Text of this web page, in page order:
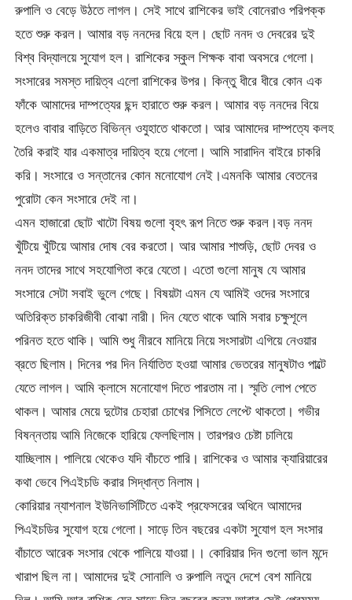
রুপালি ও বেড়ে উঠতে লাগল। সেই সাথে রাশিকের ভাই বোনেরাও পরিপক্ক
হতে শুরু করল। আমার বড় ননদের বিয়ে হল। ছোট ননদ ও দেবরের দুই
বিশ্ব বিদ্যালয়ে সুযোগ হল। রাশিকের স্কুল শিক্ষক বাবা অবসরে গেলো।
সংসারের সমস্ত দায়িত্ব এলো রাশিকের উপর। কিন্তু ধীরে ধীরে কোন এক
ফাঁকে আমাদের দাম্পত্যের ছন্দ হারাতে শুরু করল। আমার বড় ননদের বিয়ে
হলেও বাবার বাড়িতে বিভিন্ন ওযুহাতে থাকতো। আর আমাদের দাম্পত্যে কলহ
তৈরি করাই যার একমাত্র দায়িত্ব হয়ে গেলো। আমি সারাদিন বাইরে চাকরি
করি। সংসারে ও সন্তানের কোন মনোযোগ নেই।এমনকি আমার বেতনের
পুরোটা কেন সংসারে দেই না।
এমন হাজারো ছোট খাটো বিষয় গুলো বৃহৎ রূপ নিতে শুরু করল।বড় ননদ
খুঁটিয়ে খুঁটিয়ে আমার দোষ বের করতো। আর আমার শাশুড়ি, ছোট দেবর ও
ননদ তাদের সাথে সহযোগিতা করে যেতো। এতো গুলো মানুষ যে আমার
সংসারে সেটা সবাই ভুলে গেছে। বিষয়টা এমন যে আমিই ওদের সংসারে
অতিরিক্ত চাকরিজীবী বোঝা নারী। দিন যেতে থাকে আমি সবার চক্ষুশূলে
পরিনত হতে থাকি। আমি শুধু নীরবে মানিয়ে নিয়ে সংসারটা এগিয়ে নেওয়ার
ব্রতে ছিলাম। দিনের পর দিন নির্যাতিত হওয়া আমার ভেতরের মানুষটাও পাল্টে
যেতে লাগল। আমি ক্লাসে মনোযোগ দিতে পারতাম না। স্মৃতি লোপ পেতে
থাকল। আমার মেয়ে দুটোর চেহারা চোখের পিসিতে লেপ্টে থাকতো। গভীর
বিষন্নতায় আমি নিজেকে হারিয়ে ফেলছিলাম। তারপরও চেষ্টা চালিয়ে
যাচ্ছিলাম। পালিয়ে থেকেও যদি বাঁচতে পারি। রাশিকের ও আমার ক্যারিয়ারের
কথা ভেবে পিএইচডি করার সিদ্ধান্ত নিলাম।
কোরিয়ার ন্যাশনাল ইউনিভার্সিটিতে একই প্রফেসরের অধিনে আমাদের
পিএইচডির সুযোগ হয়ে গেলো। সাড়ে তিন বছরের একটা সুযোগ হল সংসার
বাঁচাতে আরেক সংসার থেকে পালিয়ে যাওয়া।। কোরিয়ার দিন গুলো ভাল মন্দে
খারাপ ছিল না। আমাদের দুই সোনালি ও রুপালি নতুন দেশে বেশ মানিয়ে